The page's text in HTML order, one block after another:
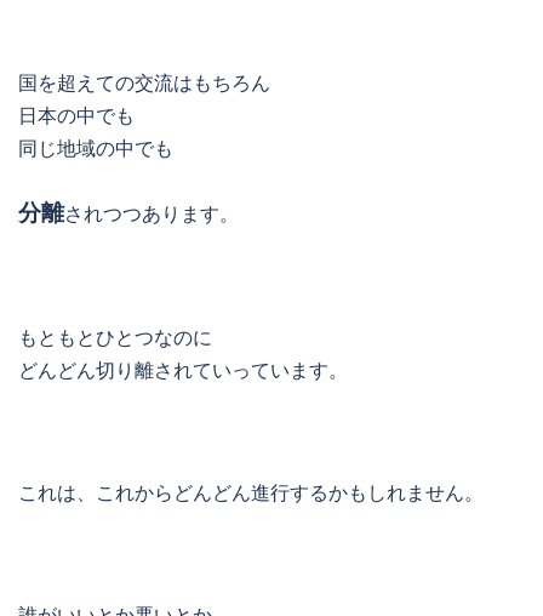
国を超えての交流はもちろん
日本の中でも
同じ地域の中でも
分離されつつあります。
もともとひとつなのに
どんどん切り離されていっています。
これは、これからどんどん進行するかもしれません。